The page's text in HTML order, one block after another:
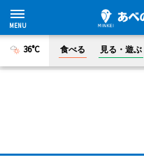
36°C 食べる 見る・遊ぶ